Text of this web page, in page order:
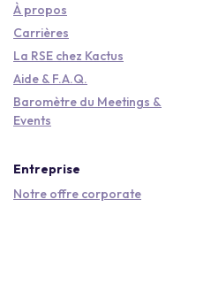
À propos
Carrières
La RSE chez Kactus
Aide & F.A.Q.
Baromètre du Meetings &
Events
Entreprise
Notre offre corporate